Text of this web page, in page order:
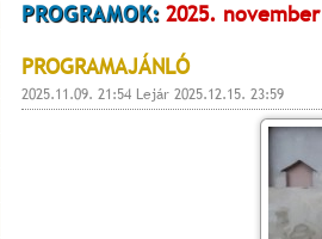
PROGRAMOK: 2025.
PROGRAMAJÁNLÓ
2025.11.09. 21:54 Lejár 2025.12.15. 23:59